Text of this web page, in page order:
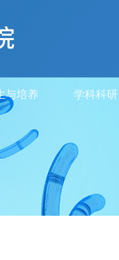
与培养 学科科研